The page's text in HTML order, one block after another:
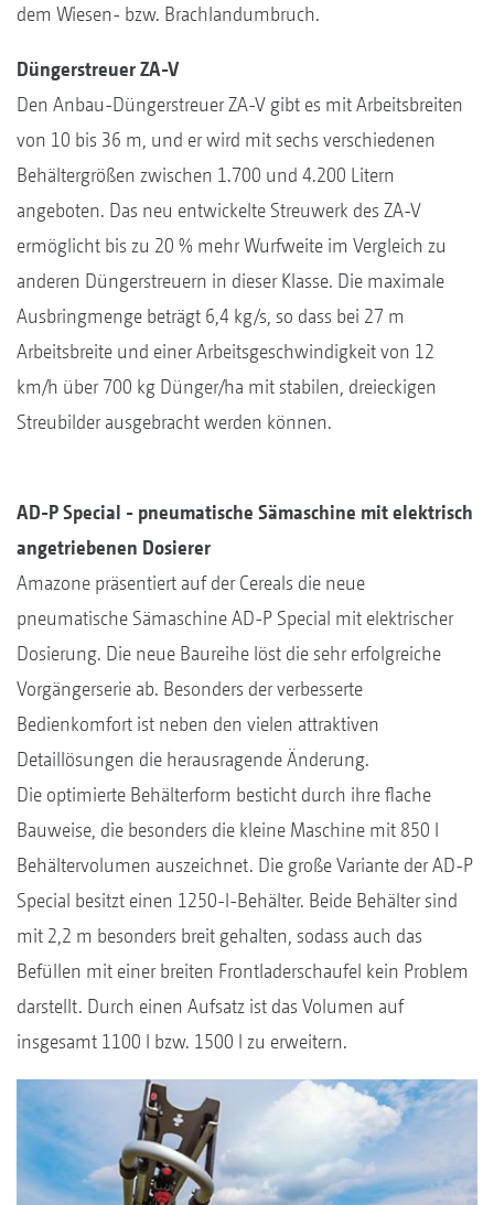
dem Wiesen- bzw. Brachlandumbruch.
Düngerstreuer ZA-V
Den Anbau-Düngerstreuer ZA-V gibt es mit Arbeitsbreiten
von 10 bis 36 m, und er wird mit sechs verschiedenen
Behältergrößen zwischen 1.700 und 4.200 Litern
angeboten. Das neu entwickelte Streuwerk des ZA-V
ermöglicht bis zu 20 % mehr Wurfweite im Vergleich zu
anderen Düngerstreuern in dieser Klasse. Die maximale
Ausbringmenge beträgt 6,4 kg/s, so dass bei 27 m
Arbeitsbreite und einer Arbeitsgeschwindigkeit von 12
km/h über 700 kg Dünger/ha mit stabilen, dreieckigen
Streubilder ausgebracht werden können.
AD-P Special - pneumatische Sämaschine mit elektrisch
angetriebenen Dosierer
Amazone präsentiert auf der Cereals die neue
pneumatische Sämaschine AD-P Special mit elektrischer
Dosierung. Die neue Baureihe löst die sehr erfolgreiche
Vorgängerserie ab. Besonders der verbesserte
Bedienkomfort ist neben den vielen attraktiven
Detaillösungen die herausragende Änderung.
Die optimierte Behälterform besticht durch ihre flache
Bauweise, die besonders die kleine Maschine mit 850 l
Behältervolumen auszeichnet. Die große Variante der AD-P
Special besitzt einen 1250-l-Behälter. Beide Behälter sind
mit 2,2 m besonders breit gehalten, sodass auch das
Befüllen mit einer breiten Frontladerschaufel kein Problem
darstellt. Durch einen Aufsatz ist das Volumen auf
insgesamt 1100 l bzw. 1500 l zu erweitern.